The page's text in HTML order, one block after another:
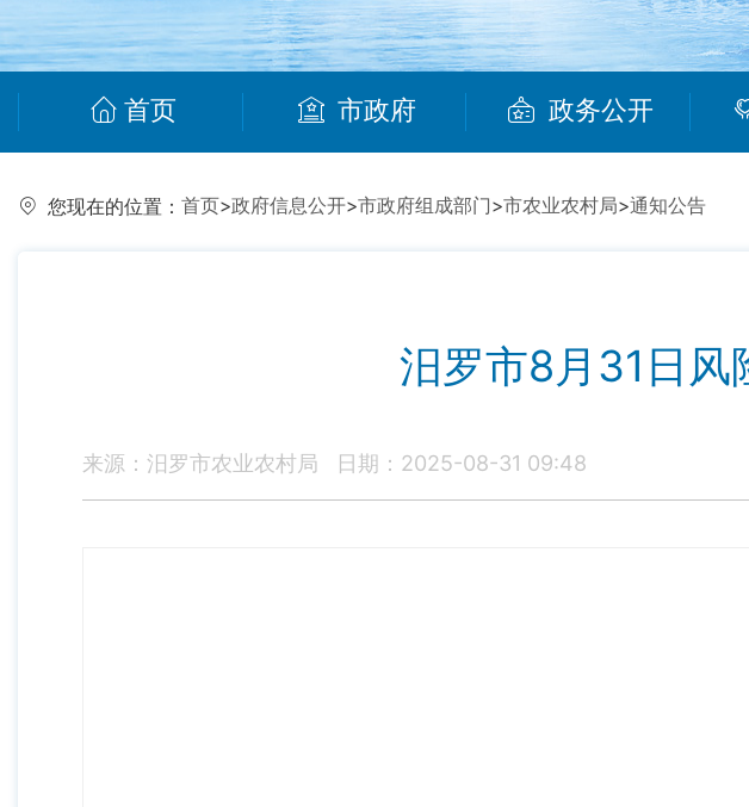
首页 市政府 政务公开
您现在的位置： 首页>政府信息公开>市政府组成部门>市农业农村局>通知公告
汨罗市8月31日风
来源：汨罗市农业农村局 日期：2025-08-31 09:48